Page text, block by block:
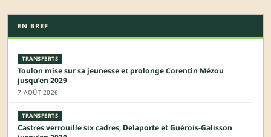
EN BREF
TRANSFERTS
Toulon mise sur sa jeunesse et prolonge Corentin Mézou
jusqu’en 2029
7 AOÛT 2026
TRANSFERTS
Castres verrouille six cadres, Delaporte et Guérois-Galisson